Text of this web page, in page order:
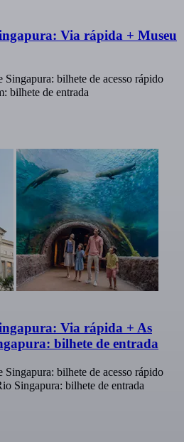
Via rápida + Museu
bilhete de acesso rápido
bilhete de entrada
Via rápida + As
bilhete de entrada
bilhete de acesso rápido
Singapura: bilhete de entrada